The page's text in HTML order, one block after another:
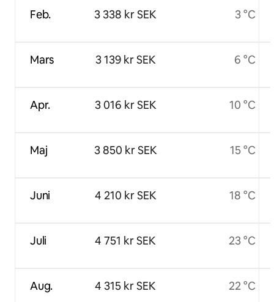
Feb.
Mars
Apr.
Maj
Juni
Juli
Aug.
3 338 kr SEK
3 139 kr SEK
3 016 kr SEK
3 850 kr SEK
4 210 kr SEK
4 751 kr SEK
4 315 kr SEK
3 °C
6 °C
10 °C
15 °C
18 °C
23 °C
22 °C